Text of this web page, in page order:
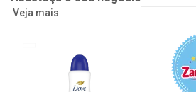
Veja mais